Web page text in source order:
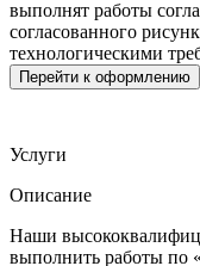
выполнят работы
согласованного
технологическими
Перейти к оформлению
Услуги
Описание
Наши
выполнить работы по